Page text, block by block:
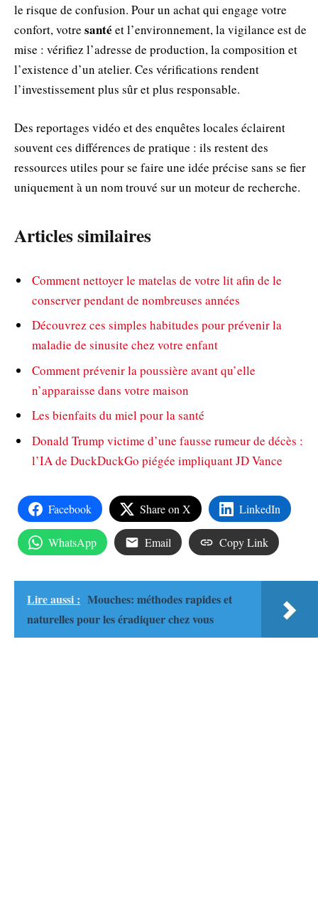
le risque de confusion. Pour un achat qui engage votre
confort, votre santé et l’environnement, la vigilance est de
mise : vérifiez l’adresse de production, la composition et
l’existence d’un atelier. Ces vérifications rendent
l’investissement plus sûr et plus responsable.
Des reportages vidéo et des enquêtes locales éclairent
souvent ces différences de pratique : ils restent des
ressources utiles pour se faire une idée précise sans se fier
uniquement à un nom trouvé sur un moteur de recherche.
Articles similaires
Comment nettoyer le matelas de votre lit afin de le
conserver pendant de nombreuses années
Découvrez ces simples habitudes pour prévenir la
maladie de sinusite chez votre enfant
Comment prévenir la poussière avant qu’elle
n’apparaisse dans votre maison
Les bienfaits du miel pour la santé
Donald Trump victime d’une fausse rumeur de décès :
l’IA de DuckDuckGo piégée impliquant JD Vance
Facebook Share on X LinkedIn
WhatsApp Email Copy Link
Lire aussi : Mouches: méthodes rapides et
naturelles pour les éradiquer chez vous